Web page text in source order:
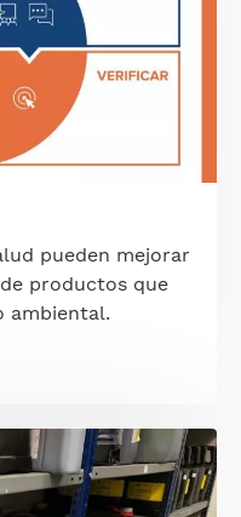
pueden mejorar
productos que
ambiental.